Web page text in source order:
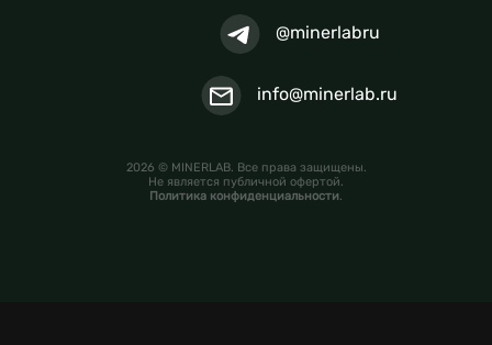
@minerlabru
info@minerlab.ru
2026 © MINERLAB. Все права защищены.
Не является публичной офертой.
Политика конфиденциальности.